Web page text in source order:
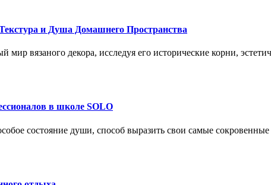
и Душа Домашнего Пространства
мир вязаного декора, исследуя его исторические корни,
в школе SOLO
состояние души, способ выразить свои самые